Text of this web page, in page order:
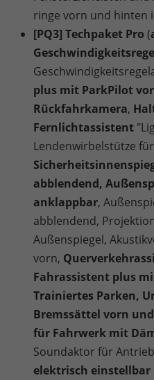
ringe vorn und hinten
[PQ3] Techpaket Pro (
plus mit ParkPilot
Rückfahrkamera,
Fernlichtassistent
Lendenwirbelstütze
abblendend,
anklappbar,
abblendend,
Außenspiegel,
vorn,
Fahrassistent plus
Trainiertes Parken,
Bremssättel vorn
für Fahrwerk mit
Soundaktor für
elektrisch